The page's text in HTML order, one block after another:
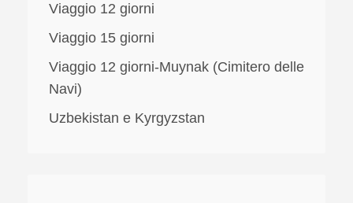
Viaggio 12 giorni
Viaggio 15 giorni
Viaggio 12 giorni-Muynak (Cimitero delle
Navi)
Uzbekistan e Kyrgyzstan